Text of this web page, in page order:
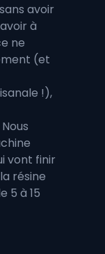
avoir
à
ne
(et
!),
vont finir
résine
5 à 15